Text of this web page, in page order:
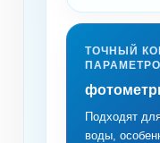
ТОЧНЫЙ
Подходят
воды,